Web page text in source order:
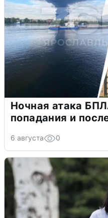
Ночная атака
попадания и
6 августа 0